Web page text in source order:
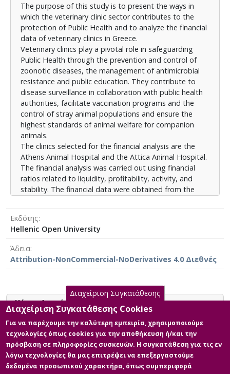
την αποδοτικότητα, τη δραστηριότητα και την
οικονομική διάρθρωση. Τα οικονομικά δεδομένα
προέρχονται από τους ισολογισμούς των δύο
κλινικών για την περίοδο 2015-2022, όπως αυτοί
δημοσιεύθηκαν στο Γενικό Εμπορικό Μητρώο
(Γ.Ε.ΜΗ.), σύμφωνα με τα Ελληνικά Λογιστικά
Πρότυπα. Επιπλέον, πραγματοποιήθηκε εξέταση της
πιθανότητας χρεοκοπίας και για τις δύο κλινικές με
τη χρήση της μεθόδου Altman’s Z-Score. Τα δεδομένα
που προέκυψαν από την ανάλυση αξιολογήθηκαν
τόσο συγκριτικά και για τις δύο κλινικές, όσο και για
κάθε κλινική ξεχωριστά.
Τέλος, επισημαίνεται η ανάγκη για τη συνεχιζόμενη
βελτίωση της χρηματοοικονομικής διαχείρισης
προκειμένου να εξασφαλιστεί η ανταγωνιστικότητα
στον ταχέως αναπτυσσόμενο κλάδο της παροχής
κτηνιατρικής φροντίδας. Οι προκλήσεις και οι
ευκαιρίες που αναδύονται από την επιτυχή
το μέλλον και τη μακροπρόθεσμη βιωσιμότητα των
κτηνιατρικών κλινικών στην Ελλάδα.
The purpose of this study is to present the ways in
which the veterinary clinic sector contributes to the
protection of Public Health and to analyze the financial
data of veterinary clinics in Greece.
Veterinary clinics play a pivotal role in safeguarding
Public Health through the prevention and control of
zoonotic diseases, the management of antimicrobial
resistance and public education. They contribute to
disease surveillance in collaboration with public health
authorities, facilitate vaccination programs and the
control of stray animal populations and ensure the
highest standards of animal welfare for companion
animals.
The clinics selected for the financial analysis are the
Athens Animal Hospital and the Attica Animal Hospital.
The financial analysis was carried out using financial
ratios related to liquidity, profitability, activity, and
stability. The financial data were obtained from the
(G.E.MI.), in accordance with the Greek Accounting
Standards. Additionally, an examination of the
using the Altman’s Z-Score method. The results from
the analysis were assessed both comparatively, for
Finally, the need for ongoing improvement in financial
management is emphasized to ensure competitiveness
in the rapidly growing veterinary care sector. The
challenges and opportunities emerging from the
effective management of financial performance
determine the future and long-term sustainability of
veterinary clinics in Greece.
Εκδότης
Hellenic Open University
Άδεια
Attribution-NonCommercial-NoDerivatives 4.0 Διεθνές
Κύρια Αρχεία Διατριβής
Η συνεισφορά των κτηνιατρικών
κλινικών στη Δημόσια Υγεία και η
χρηματοοικονομική αξιολόγησή
τους- ΡΑΛΛΟΥ ΠΑΤΡΑ ΔΕ ΕΑΠ ΔΜΥ
Περιγραφή: Ραλλού Πάτρα
Διαχείριση Συγκατάθεσης
Διαχείριση Συγκατάθεσης Cookies
Για να παρέχουμε την καλύτερη εμπειρία, χρησιμοποιούμε
τεχνολογίες όπως cookies για την αποθήκευση ή/και την
πρόσβαση σε πληροφορίες συσκευών. Η συγκατάθεση για τις εν
λόγω τεχνολογίες θα μας επιτρέψει να επεξεργαστούμε
δεδομένα προσωπικού χαρακτήρα, όπως συμπεριφορά